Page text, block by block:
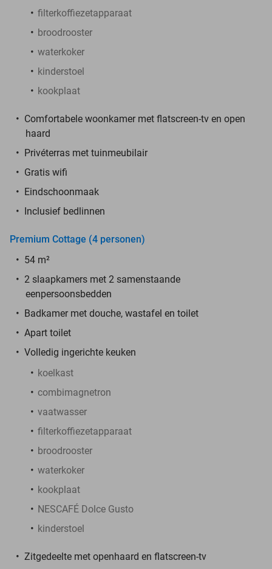
filterkoffiezetapparaat
broodrooster
waterkoker
kinderstoel
kookplaat
Comfortabele woonkamer met flatscreen-tv en open
haard
Privéterras met tuinmeubilair
Gratis wifi
Eindschoonmaak
Inclusief bedlinnen
Premium Cottage (4 personen)
54 m²
2 slaapkamers met 2 samenstaande
eenpersoonsbedden
Badkamer met douche, wastafel en toilet
Apart toilet
Volledig ingerichte keuken
koelkast
combimagnetron
vaatwasser
filterkoffiezetapparaat
broodrooster
waterkoker
kookplaat
NESCAFÉ Dolce Gusto
kinderstoel
Zitgedeelte met openhaard en flatscreen-tv